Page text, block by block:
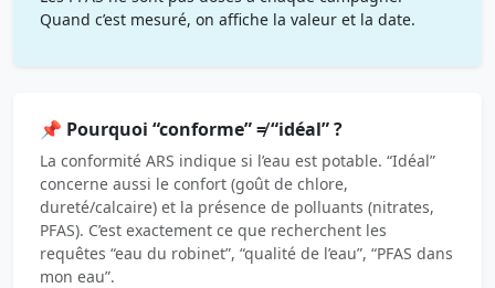
Quand c’est mesuré, on affiche la valeur et la date.
📌 Pourquoi “conforme” ≠ “idéal” ?
La conformité ARS indique si l’eau est potable. “Idéal”
concerne aussi le confort (goût de chlore,
dureté/calcaire) et la présence de polluants (nitrates,
PFAS). C’est exactement ce que recherchent les
requêtes “eau du robinet”, “qualité de l’eau”, “PFAS dans
mon eau”.